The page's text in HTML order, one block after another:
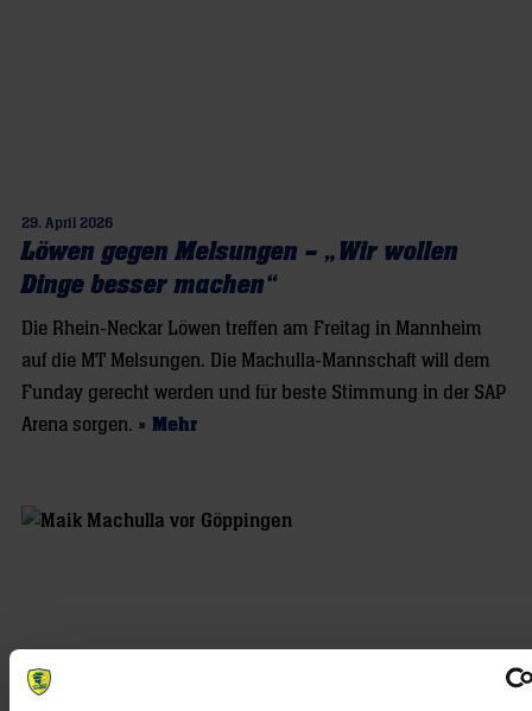
29. April 2026
Löwen gegen Melsungen – „Wir wollen
Dinge besser machen“
Die Rhein-Neckar Löwen treffen am Freitag in Mannheim
auf die MT Melsungen. Die Machulla-Mannschaft will dem
Funday gerecht werden und für beste Stimmung in der SAP
Arena sorgen. » Mehr